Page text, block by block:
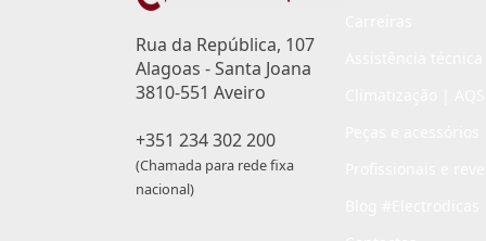
Rua da República, 107
Alagoas - Santa Joana
3810-551 Aveiro
+351 234 302 200
(Chamada para rede fixa
nacional)